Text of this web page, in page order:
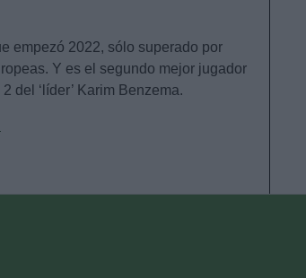
empezó 2022, sólo superado por
Y es el segundo mejor jugador
del ‘líder’ Karim Benzema.